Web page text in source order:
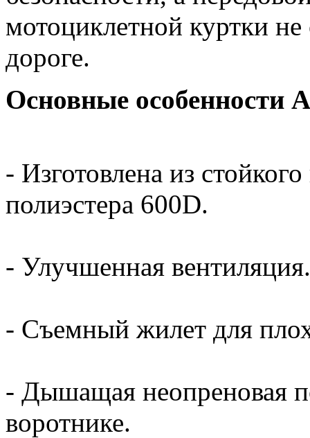
мотоциклетной куртки
дороге.
Основные особенности
- Изготовлена из
полиэстера 600D.
- Улучшенная вентиляция.
- Съемный жилет для
- Дышащая неопреновая
воротнике.